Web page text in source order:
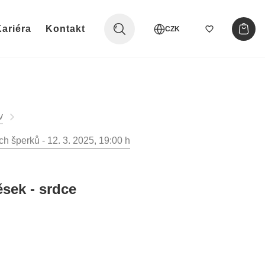
Kontakt CZK
šperků - 12. 3. 2025, 19:00 h
- srdce